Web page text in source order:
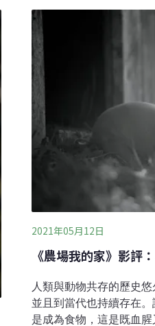
Yanacocha礦場被評為
盎司黃金，由此推想，每
產出如此高量的黃金？
大黃金公司後，改名為紐
也是標準普爾500指數中
2021年05月12日
《農場我的家》影評
人類與動物共存的歷史
並且到當代也持續存在
是成為食物，這是既血